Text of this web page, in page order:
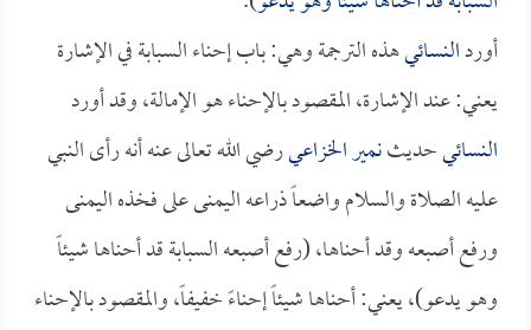
أوردالنسائيهذه الترجمة وهي: باب إحناء السبابة في الإشارة
يعني: عند الإشارة، المقصود بالإحناء هو الإمالة، وقد أورد
النسائيحديثنمير الخزاعيرضي الله تعالى عنه أنه رأى النبي
عليه الصلاة والسلام واضعاً ذراعه اليمنى على فخذه اليمنى
ورفع أصبعه وقد أحناها، (رفع أصبعه السبابة قد أحناها شيئاً
وهو يدعو)، يعني: أحناها شيئاً إحناءً خفيفاً، والمقصود بالإحناء